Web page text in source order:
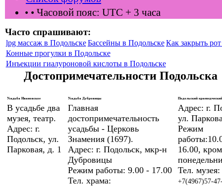
• • Часовой пояс: UTC + 3 часа
Часто спрашивают:
lpg массаж в Подольске Бассейны в ПодольскеКак закрыть
Конные прогулки в Подольске
Инъекции гиалуроновой кислоты в Подольске
Достопримечательности Подольска
Усадьба Ивановское
В усадьбе два
музея, театр.
Адрес: г.
Подольск, ул.
Парковая, д. 1
Усадьба Дубровицы
Главная
достопримечательность
усадьбы - Церковь
Знамения (1697).
Адрес: г. Подольск, мкр-н
Дубровицы
Режим работы: 9.00 - 17.00
Тел. храма:
Подольский
Адрес: г.
ул.
Режим
16.00,
Тел. музея:
+7(4967)57-